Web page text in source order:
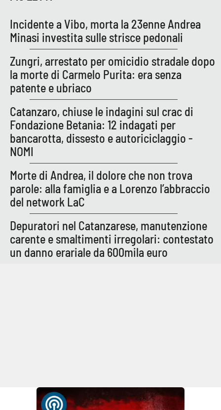
Cultura
Economia e Lavoro
Politica
Sanità
Società
Sport
RUBRICHE
Good Morning Vietnam
Parchi Marini Calabria
Leggendo Alvaro insieme
LaC TV
Incidente a Vibo, morta la 23enne Andrea
Minasi investita sulle strisce pedonali
Zungri, arrestato per omicidio stradale dopo
la morte di Carmelo Purita: era senza
patente e ubriaco
Catanzaro, chiuse le indagini sul crac di
Fondazione Betania: 12 indagati per
bancarotta, dissesto e autoriciclaggio -
NOMI
Morte di Andrea, il dolore che non trova
parole: alla famiglia e a Lorenzo l’abbraccio
del network LaC
Depuratori nel Catanzarese, manutenzione
carente e smaltimenti irregolari: contestato
un danno erariale da 600mila euro